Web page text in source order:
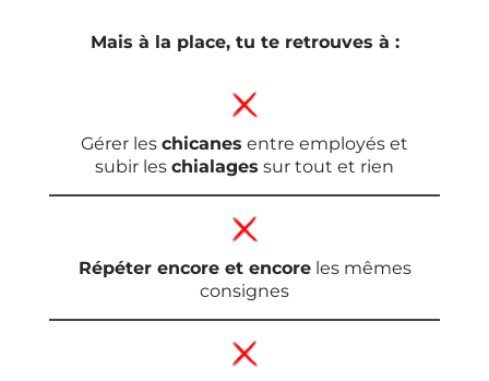
Mais à la place, tu te retrouves à :
Gérer les chicanes entre employés et
subir les chialages sur tout et rien
Répéter encore et encoreles mêmes
consignes